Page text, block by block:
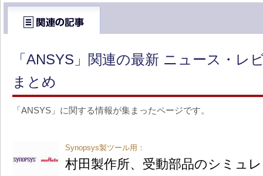
「ANSYS」関連の最新 ニュース・レ
まとめ
「ANSYS」に関する情報が集まったページです。
Synopsys製ツール用：
村田製作所、受動部品のシミュ